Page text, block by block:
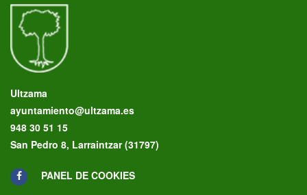
Ultzama
ayuntamiento@ultzama.es
948 30 51 15
San Pedro 8, Larraintzar (31797)
PANEL DE COOKIES